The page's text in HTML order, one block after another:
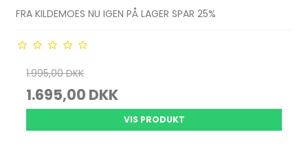
FRA KILDEMOES NU IGEN PÅ LAGER SPAR 25%
1.995,00 DKK
1.695,00 DKK
VIS PRODUKT